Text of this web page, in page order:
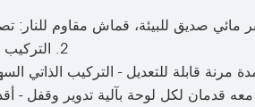
2. التركيب بالضغط - لا حاجة لأدوات